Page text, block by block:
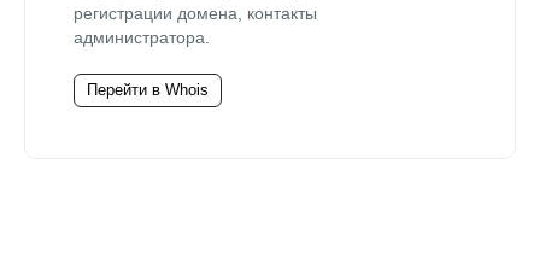
регистрации домена, контакты
администратора.
Перейти в Whois